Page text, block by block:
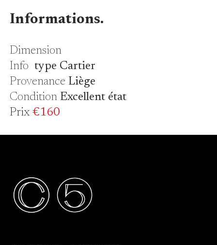
Informations.
Dimension
Info type Cartier
Provenance Liège
Condition Excellent état
Prix€160